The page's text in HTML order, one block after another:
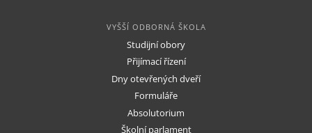
VYŠŠÍ ODBORNÁ ŠKOLA
Studijní obory
Přijímací řízení
Dny otevřených dveří
Formuláře
Absolutorium
Školní parlament